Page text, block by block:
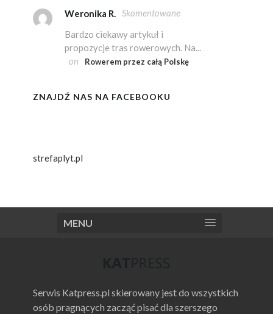
Weronika R. Skomentowane
Bardzo ciekawy artykuł i
propozycje tras rowerowych. Na...
on
Rowerem przez całą Polskę
ZNAJDŹ NAS NA FACEBOOKU
strefaplyt.pl
MENU
Serwis Katpress.pl skierowany jest do wszystkich
osób pragnących zacząć pisać dla szerszego